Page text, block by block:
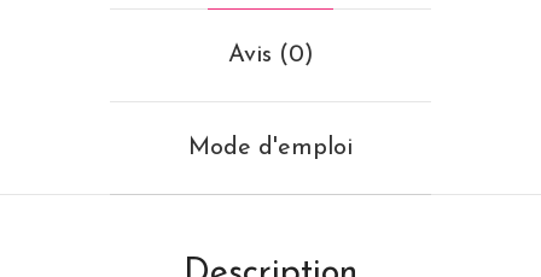
Avis (0)
Mode d'emploi